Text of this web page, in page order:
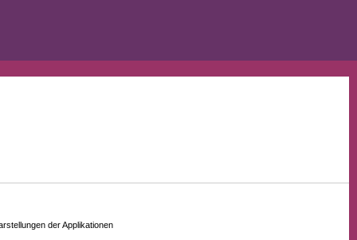
der Applikationen